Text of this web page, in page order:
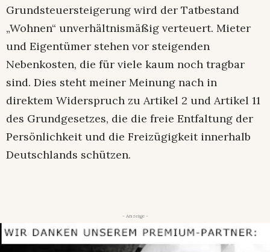
Grundsteuersteigerung wird der Tatbestand
„Wohnen“ unverhältnismäßig verteuert. Mieter
und Eigentümer stehen vor steigenden
Nebenkosten, die für viele kaum noch tragbar
sind. Dies steht meiner Meinung nach in
direktem Widerspruch zu Artikel 2 und Artikel 11
des Grundgesetzes, die die freie Entfaltung der
Persönlichkeit und die Freizügigkeit innerhalb
Deutschlands schützen.
- Anzeige -